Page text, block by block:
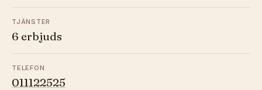
TJÄNSTER
6 erbjuds
TELEFON
011122525